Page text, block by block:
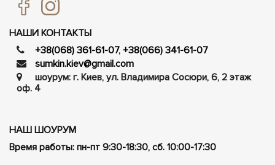
НАШИ КОНТАКТЫ
+38(068) 361-61-07, +38(066) 341-61-07
sumkin.kiev@gmail.com
шоурум: г. Киев, ул. Владимира Сосюри, ​​6, 2 этаж
оф. 4
НАШ ШОУРУМ
Время работы: пн-пт 9:30-18:30, сб. 10:00-17:30